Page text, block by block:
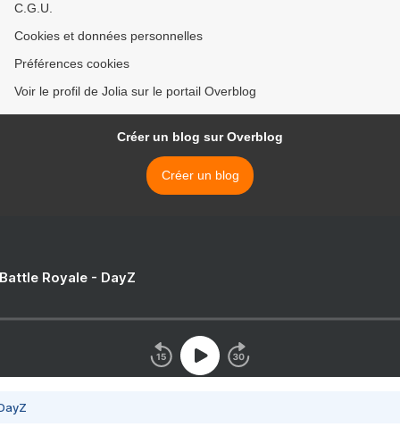
C.G.U.
Cookies et données personnelles
Préférences cookies
Voir le profil de Jolia sur le portail Overblog
Créer un blog sur Overblog
Créer un blog
Royale - DayZ